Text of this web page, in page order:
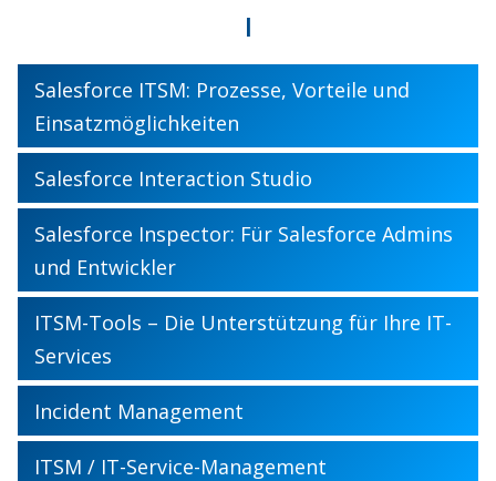
I
Salesforce ITSM: Prozesse, Vorteile und
Einsatzmöglichkeiten
Salesforce Interaction Studio
Salesforce Inspector: Für Salesforce Admins
und Entwickler
ITSM-Tools – Die Unterstützung für Ihre IT-
Services
Incident Management
ITSM / IT-Service-Management